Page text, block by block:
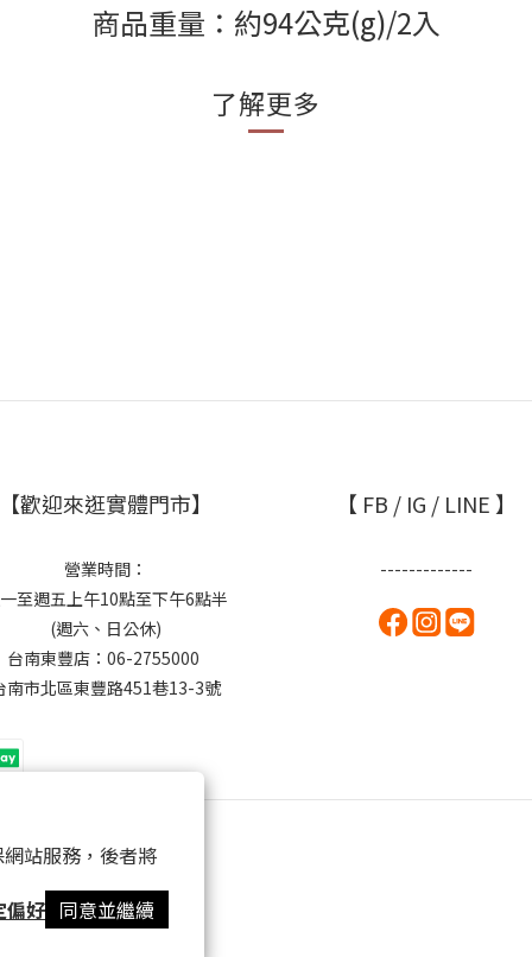
站服務，後者將
偏好 同意並繼續
商品重量：約94公克(g)/2入
了解更多
歡迎來逛實體門市】
營業時間：
至週五上午10點至下午6點半
(週六、日公休)
台南東豐店：06-2755000
南市北區東豐路451巷13-3號
【 FB / IG / LINE 】
-------------